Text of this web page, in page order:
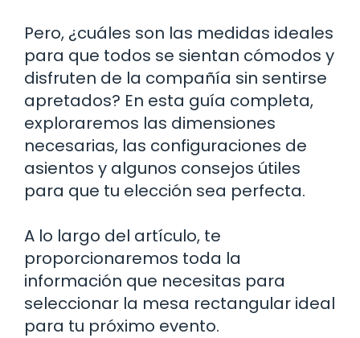
Pero, ¿cuáles son las medidas ideales
para que todos se sientan cómodos y
disfruten de la compañía sin sentirse
apretados? En esta guía completa,
exploraremos las dimensiones
necesarias, las configuraciones de
asientos y algunos consejos útiles
para que tu elección sea perfecta.
A lo largo del artículo, te
proporcionaremos toda la
información que necesitas para
seleccionar la mesa rectangular ideal
para tu próximo evento.